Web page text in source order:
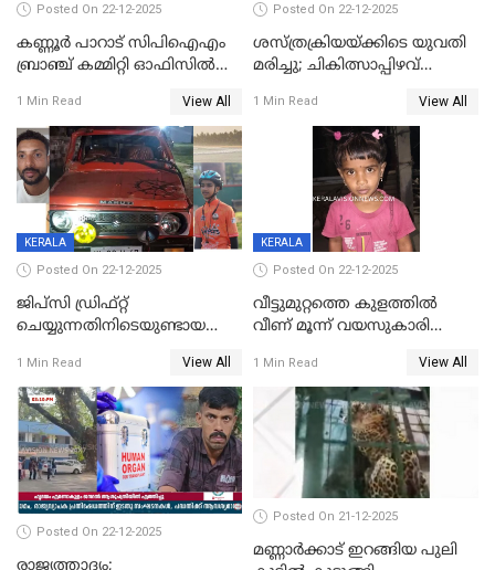
Posted On 22-12-2025
കണ്ണൂർ പാറാട് സിപിഐഎം
ബ്രാഞ്ച് കമ്മിറ്റി ഓഫിസിൽ
ചിത്രങ്ങളടക്കം കത്തിയ
നിലയിൽ
1 Min Read View All
Posted On 22-12-2025
ശസ്ത്രക്രിയയ്‌ക്കിടെ യുവതി
മരിച്ചു; ചികിത്സാപ്പിഴവ്
സംഭവം മാവേലിക്കരയിൽ
1 Min Read View All
KERALA
Posted On 22-12-2025
ജിപ്സി ഡ്രിഫ്റ്റ്
ചെയ്യുന്നതിനിടെയുണ്ടായ
ദാരുണാന്ത്യം; ജീപ്സി
ഓടിച്ചയാൾ അറസ്റ്റിൽ.
1 Min Read View All
KERALA
Posted On 22-12-2025
വീട്ടുമുറ്റത്തെ കുളത്തിൽ
വീണ് മൂന്ന് വയസുകാരി
1 Min Read View All
Posted On 22-12-2025
രാജ്യത്താദ്യം;
Posted On 21-12-2025
മണ്ണാർക്കാട് ഇറങ്ങിയ പുലി